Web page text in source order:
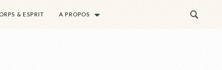
& ESPRIT A PROPOS